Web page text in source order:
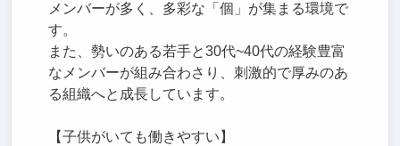
メンバーが多く、多彩な「個」が集まる環境で
す。
また、勢いのある若手と30代~40代の経験豊富
なメンバーが組み合わさり、刺激的で厚みのあ
る組織へと成長しています。
【子供がいても働きやすい】